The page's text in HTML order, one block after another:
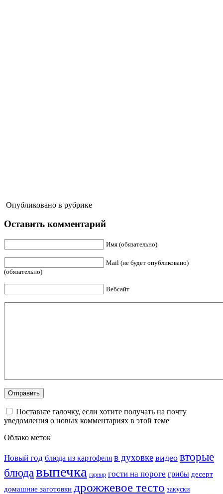
Опубликовано в рубрике
Оставить комментарий
Имя (обязательно)
Mail (не будет опубликовано)
(обязательно)
Вебсайт
Поставьте галочку, если хотите получать на почту
уведомления о новых комментариях в этой теме
Облако меток
Новый год блюда из картофеля в духовке видео вторые
блюдавыпечка гарнир гости на пороге грибы десерт
домашние заготовки дрожжевое тесто закуски